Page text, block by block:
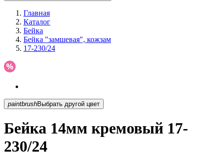
Главная
Каталог
Бейка
Бейка "замшевая", кожзам
17-230/24
paintbrush Выбрать другой цвет
Бейка 14мм кремовый 17-
230/24